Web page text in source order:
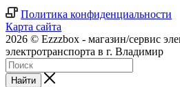
Политика конфиденциальности
Карта сайта
2026 © Ezzzbox - магазин/сервис
электротранспорта в г. Владимир
Найти